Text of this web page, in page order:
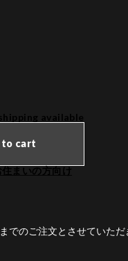
available
to cart
まいの方向け
でのご注文とさせていただ